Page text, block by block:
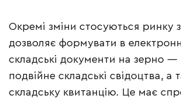
Окремі зміни стосуються ринку
дозволяє формувати в
складські документи на зерно —
подвійне складські свідоцтва, а
складську квитанцію. Це має